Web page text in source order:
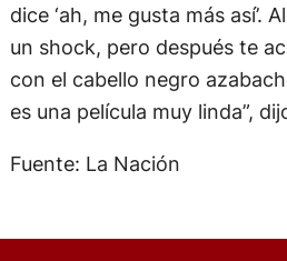
dice ‘ah, me gusta más así’.
un shock, pero después te
con el cabello negro
es una película muy linda”,
Fuente: La Nación